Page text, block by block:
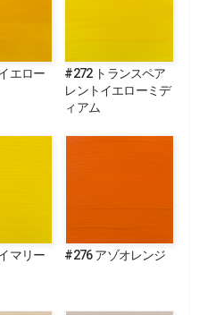
エロー
#272 トランスペア
レントイエローミデ
ィアム
マリー
#276 アゾオレンジ